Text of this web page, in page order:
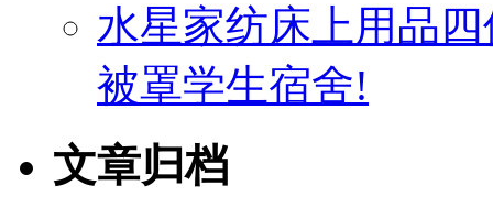
水星家纺床上用品
被罩学生宿舍!
文章归档